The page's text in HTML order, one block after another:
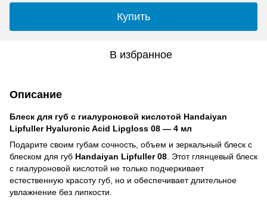
Купить
В избранное
Описание
Блеск для губ с гиалуроновой кислотой Handaiyan
Lipfuller Hyaluronic Acid Lipgloss 08 — 4 мл
Подарите своим губам сочность, объем и зеркальный блеск с
блеском для губ Handaiyan Lipfuller 08 . Этот глянцевый блеск
с гиалуроновой кислотой не только подчеркивает
естественную красоту губ, но и обеспечивает длительное
увлажнение без липкости.